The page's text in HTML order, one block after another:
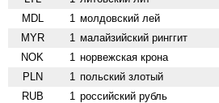
MDL 1 молдовский лей
MYR 1 малайзийский ринггит
NOK 1 норвежская крона
PLN 1 польский злотый
RUB 1 российский рубль